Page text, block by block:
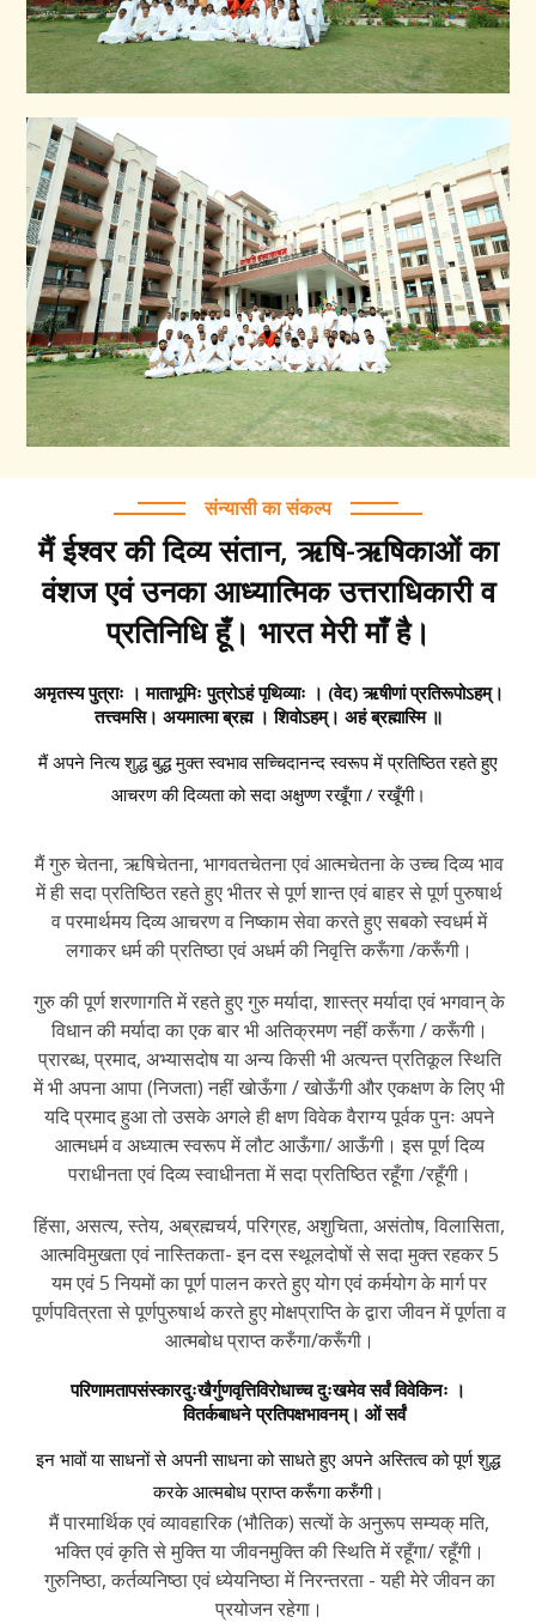
संन्यासी का संकल्प
मैं ईश्वर की दिव्य संतान, ऋषि-ऋषिकाओं का
वंशज एवं उनका आध्यात्मिक उत्तराधिकारी व
प्रतिनिधि हूँ। भारत मेरी माँ है।
अमृतस्य पुत्राः । माताभूमिः पुत्रोऽहं पृथिव्याः । (वेद) ऋषीणां प्रतिरूपोऽहम्।
तत्त्वमसि। अयमात्मा ब्रह्म । शिवोऽहम्। अहं ब्रह्मास्मि ॥
मैं अपने नित्य शुद्ध बुद्ध मुक्त स्वभाव सच्चिदानन्द स्वरूप में प्रतिष्ठित रहते हुए
आचरण की दिव्यता को सदा अक्षुण्ण रखूँगा / रखूँगी।
मैं गुरु चेतना, ऋषिचेतना, भागवतचेतना एवं आत्मचेतना के उच्च दिव्य भाव
में ही सदा प्रतिष्ठित रहते हुए भीतर से पूर्ण शान्त एवं बाहर से पूर्ण पुरुषार्थ
व परमार्थमय दिव्य आचरण व निष्काम सेवा करते हुए सबको स्वधर्म में
लगाकर धर्म की प्रतिष्ठा एवं अधर्म की निवृत्ति करूँगा /करूँगी।
गुरु की पूर्ण शरणागति में रहते हुए गुरु मर्यादा, शास्त्र मर्यादा एवं भगवान् के
विधान की मर्यादा का एक बार भी अतिक्रमण नहीं करूँगा / करूँगी।
प्रारब्ध, प्रमाद, अभ्यासदोष या अन्य किसी भी अत्यन्त प्रतिकूल स्थिति
में भी अपना आपा (निजता) नहीं खोऊँगा / खोऊँगी और एकक्षण के लिए भी
यदि प्रमाद हुआ तो उसके अगले ही क्षण विवेक वैराग्य पूर्वक पुनः अपने
आत्मधर्म व अध्यात्म स्वरूप में लौट आऊँगा/ आऊँगी। इस पूर्ण दिव्य
पराधीनता एवं दिव्य स्वाधीनता में सदा प्रतिष्ठित रहूँगा /रहूँगी।
हिंसा, असत्य, स्तेय, अब्रह्मचर्य, परिग्रह, अशुचिता, असंतोष, विलासिता,
आत्मविमुखता एवं नास्तिकता- इन दस स्थूलदोषों से सदा मुक्त रहकर 5
यम एवं 5 नियमों का पूर्ण पालन करते हुए योग एवं कर्मयोग के मार्ग पर
पूर्णपवित्रता से पूर्णपुरुषार्थ करते हुए मोक्षप्राप्ति के द्वारा जीवन में पूर्णता व
आत्मबोध प्राप्त करुँगा/करूँगी।
परिणामतापसंस्कारदुःखैर्गुणवृत्तिविरोधाच्च दुःखमेव सर्वं विवेकिनः ।
वितर्कबाधने प्रतिपक्षभावनम्। ओं सर्वं
इन भावों या साधनों से अपनी साधना को साधते हुए अपने अस्तित्व को पूर्ण शुद्ध
करके आत्मबोध प्राप्त करूँगा करुँगी।
मैं पारमार्थिक एवं व्यावहारिक (भौतिक) सत्यों के अनुरूप सम्यक् मति,
भक्ति एवं कृति से मुक्ति या जीवनमुक्ति की स्थिति में रहूँगा/ रहूँगी।
गुरुनिष्ठा, कर्तव्यनिष्ठा एवं ध्येयनिष्ठा में निरन्तरता - यही मेरे जीवन का
प्रयोजन रहेगा।